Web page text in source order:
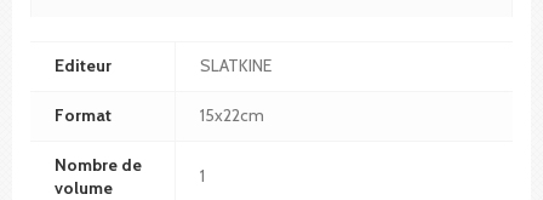
Editeur SLATKINE
Format 15x22cm
Nombre de
volume
1